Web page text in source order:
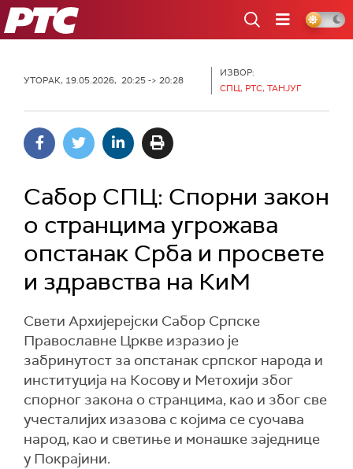
РТС
УТОРАК, 19.05.2026, 20:25 -> 20:28
ИЗВОР:
СПЦ, РТС, ТАНЈУГ
Сабор СПЦ: Спорни закон
о странцима угрожава
опстанак Срба и просвете
и здравства на КиМ
Свети Архијерејски Сабор Српске
Православне Цркве изразио је
забринутост за опстанак српског народа и
институција на Косову и Метохији због
спорног закона о странцима, као и због све
учесталијих изазова с којима се суочава
народ, као и светиње и монашке заједнице
у Покрајини.